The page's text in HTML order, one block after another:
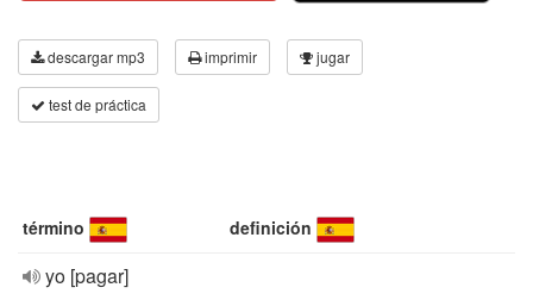
descargar mp3 imprimir jugar
test de práctica
término definición
yo [pagar]